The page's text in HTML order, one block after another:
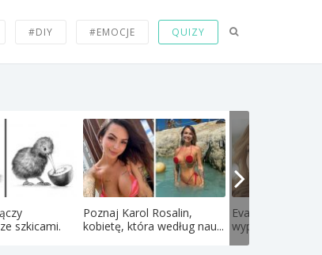
#DIY #EMOCJE QUIZY
szkicami.
Poznaj Karol Rosalin,
kobietę, która według nau...
Eva Mendes
wypełniaczy,